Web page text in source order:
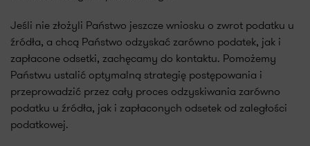
Jeśli nie złożyli Państwo jeszcze wniosku o zwrot podatku u
źródła, a chcą Państwo odzyskać zarówno podatek, jak i
zapłacone odsetki, zachęcamy do kontaktu. Pomożemy
Państwu ustalić optymalną strategię postępowania i
przeprowadzić przez cały proces odzyskiwania zarówno
podatku u źródła, jak i zapłaconych odsetek od zaległości
podatkowej.